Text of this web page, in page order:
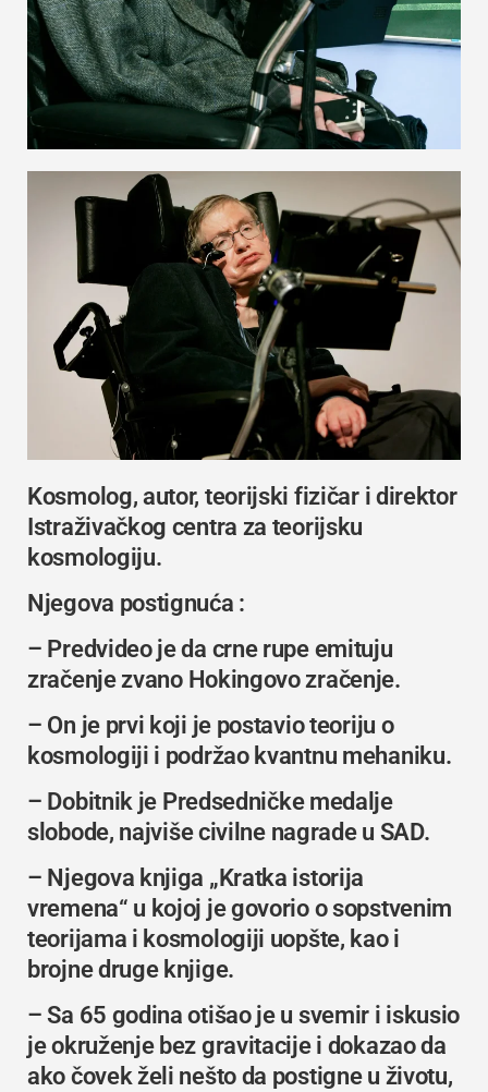
Kosmolog, autor, teorijski fizičar i direktor
Istraživačkog centra za teorijsku
kosmologiju.
Njegova postignuća :
– Predvideo je da crne rupe emituju
zračenje zvano Hokingovo zračenje.
– On je prvi koji je postavio teoriju o
kosmologiji i podržao kvantnu mehaniku.
– Dobitnik je Predsedničke medalje
slobode, najviše civilne nagrade u SAD.
– Njegova knjiga „Kratka istorija
vremena“ u kojoj je govorio o sopstvenim
teorijama i kosmologiji uopšte, kao i
brojne druge knjige.
– Sa 65 godina otišao je u svemir i iskusio
je okruženje bez gravitacije i dokazao da
ako čovek želi nešto da postigne u životu,